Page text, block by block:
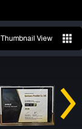
Thumbnail View